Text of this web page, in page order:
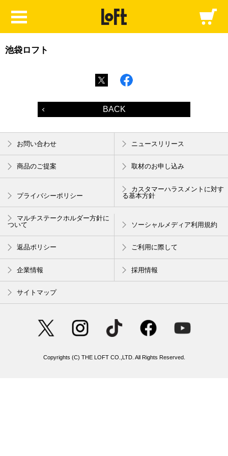
池袋ロフト
BACK
お問い合わせ ニュースリリース
商品のご提案 取材のお申し込み
プライバシーポリシー
カスタマーハラスメントに対す
る基本方針
マルチステークホルダー方針に
ついて
ソーシャルメディア利用規約
返品ポリシー ご利用に際して
企業情報 採用情報
サイトマップ
Copyrights (C) THE LOFT CO.,LTD. All Rights Reserved.